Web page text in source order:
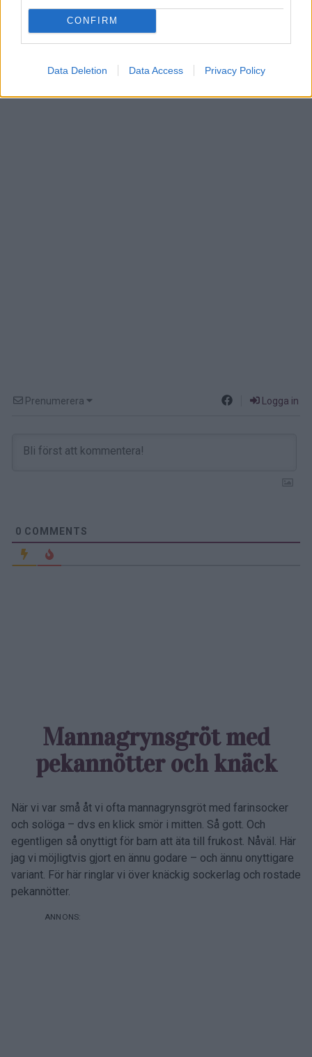
CONFIRM
Data Deletion Data Access Privacy Policy
Prenumerera Logga in
0 COMMENTS
Mannagrynsgröt med
pekannötter och knäck
När vi var små åt vi ofta mannagrynsgröt med farinsocker
och solöga – dvs en klick smör i mitten. Så gott. Och
egentligen så onyttigt för barn att äta till frukost. Nåväl. Här
jag vi möjligtvis gjort en ännu godare – och ännu onyttigare
variant. För här ringlar vi över knäckig sockerlag och rostade
pekannötter.